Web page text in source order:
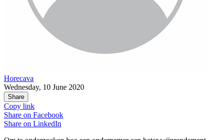
Horecava
Wednesday, 10 June 2020
Share
Copy link
Share on Facebook
Share on LinkedIn